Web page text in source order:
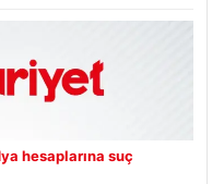
hesaplarına suç